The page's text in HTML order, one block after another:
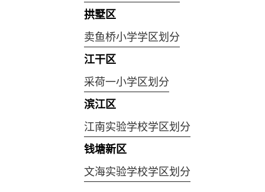
拱墅区
卖鱼桥小学学区划分
江干区
采荷一小学区划分
滨江区
江南实验学校学区划分
钱塘新区
文海实验学校学区划分